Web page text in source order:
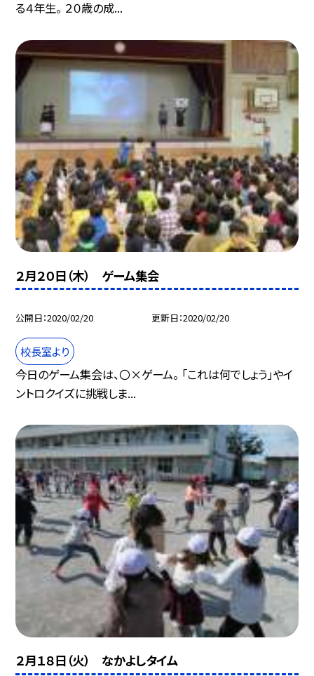
る４年生。 ２０歳の成...
２月２０日（木） ゲーム集会
公開日 2020/02/20 更新日 2020/02/20
校長室より
今日のゲーム集会は、〇×ゲーム。 「これは何でしょう」やイ
ントロクイズに挑戦しま...
２月１８日（火） なかよしタイム